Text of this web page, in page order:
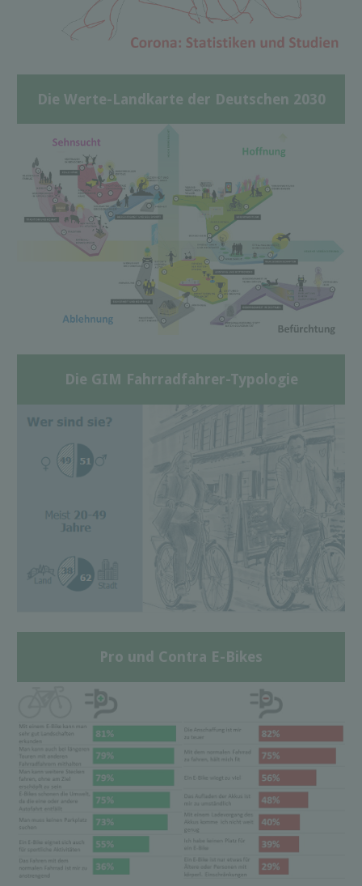
Die Werte-Landkarte der Deutschen 2030
Die GIM Fahrradfahrer-Typologie
Pro und Contra E-Bikes